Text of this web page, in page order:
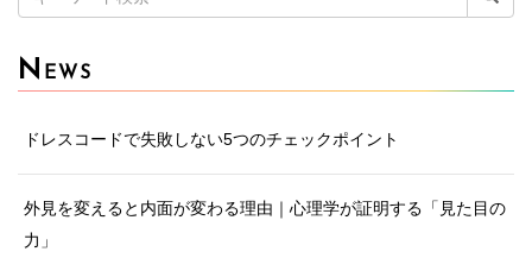
索:
N EWS
ドレスコードで失敗しない5つのチェックポイント
外見を変えると内面が変わる理由｜心理学が証明する「見た目の
力」